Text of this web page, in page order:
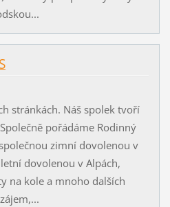
stránkách. Náš spolek tvoří
pořádáme Rodinný
zimní dovolenou v
dovolenou v Alpách,
na kole a mnoho dalších